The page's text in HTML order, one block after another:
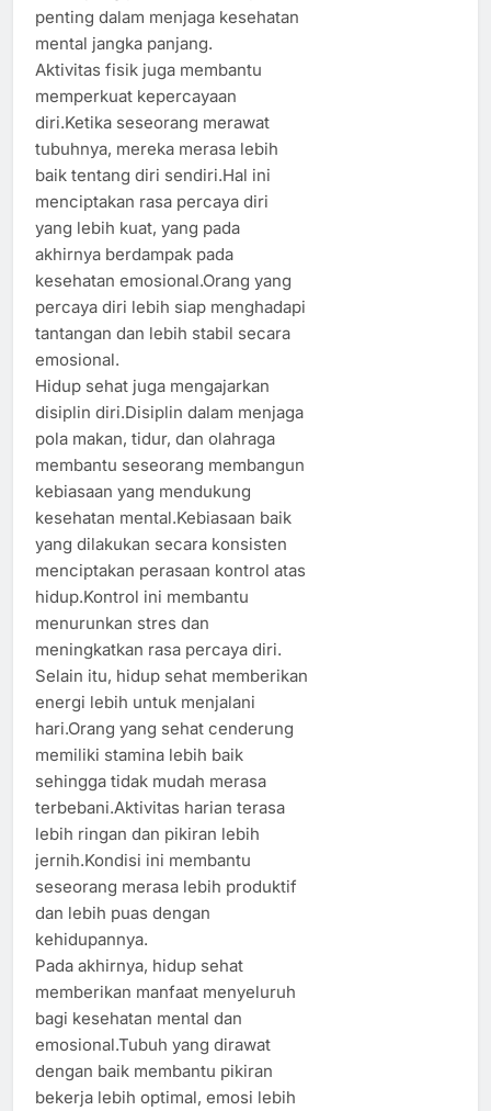
penting dalam menjaga kesehatan
mental jangka panjang.
Aktivitas fisik juga membantu
memperkuat kepercayaan
diri.Ketika seseorang merawat
tubuhnya, mereka merasa lebih
baik tentang diri sendiri.Hal ini
menciptakan rasa percaya diri
yang lebih kuat, yang pada
akhirnya berdampak pada
kesehatan emosional.Orang yang
percaya diri lebih siap menghadapi
tantangan dan lebih stabil secara
emosional.
Hidup sehat juga mengajarkan
disiplin diri.Disiplin dalam menjaga
pola makan, tidur, dan olahraga
membantu seseorang membangun
kebiasaan yang mendukung
kesehatan mental.Kebiasaan baik
yang dilakukan secara konsisten
menciptakan perasaan kontrol atas
hidup.Kontrol ini membantu
menurunkan stres dan
meningkatkan rasa percaya diri.
Selain itu, hidup sehat memberikan
energi lebih untuk menjalani
hari.Orang yang sehat cenderung
memiliki stamina lebih baik
sehingga tidak mudah merasa
terbebani.Aktivitas harian terasa
lebih ringan dan pikiran lebih
jernih.Kondisi ini membantu
seseorang merasa lebih produktif
dan lebih puas dengan
kehidupannya.
Pada akhirnya, hidup sehat
memberikan manfaat menyeluruh
bagi kesehatan mental dan
emosional.Tubuh yang dirawat
dengan baik membantu pikiran
bekerja lebih optimal, emosi lebih